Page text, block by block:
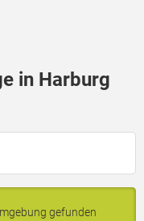
in Harburg
gefunden